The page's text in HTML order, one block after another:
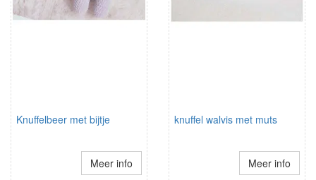
Knuffelbeer met bijtje
Meer info
knuffel walvis met muts
Meer info